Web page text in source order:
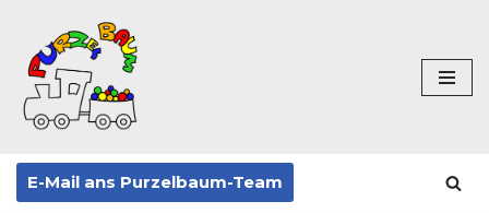
Zum
Inhalt
springen
E-Mail ans Purzelbaum-Team